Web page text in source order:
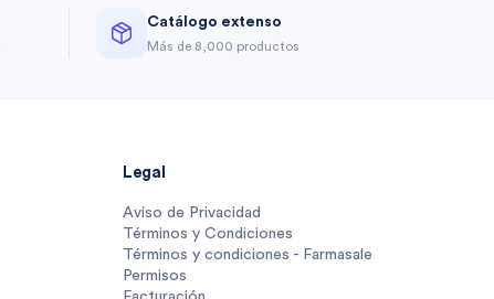
Catálogo extenso
Más de 8,000 productos
Legal
Aviso de Privacidad
Términos y Condiciones
Términos y condiciones - Farmasale
Permisos